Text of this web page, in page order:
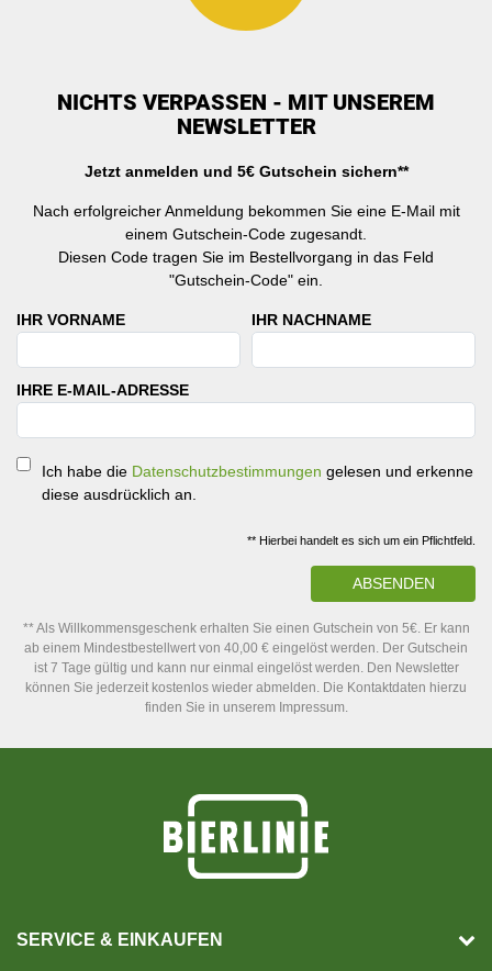
NICHTS VERPASSEN - MIT UNSEREM
NEWSLETTER
Jetzt anmelden und 5€ Gutschein sichern**
Nach erfolgreicher Anmeldung bekommen Sie eine E-Mail mit
einem Gutschein-Code zugesandt.
Diesen Code tragen Sie im Bestellvorgang in das Feld
"Gutschein-Code" ein.
IHR VORNAME IHR NACHNAME
IHRE E-MAIL-ADRESSE
Ich habe die Datenschutzbestimmungen gelesen und erkenne
diese ausdrücklich an.
** Hierbei handelt es sich um ein Pflichtfeld.
ABSENDEN
** Als Willkommensgeschenk erhalten Sie einen Gutschein von 5€. Er kann
ab einem Mindestbestellwert von 40,00 € eingelöst werden. Der Gutschein
ist 7 Tage gültig und kann nur einmal eingelöst werden. Den Newsletter
können Sie jederzeit kostenlos wieder abmelden. Die Kontaktdaten hierzu
finden Sie in unserem Impressum.
SERVICE & EINKAUFEN